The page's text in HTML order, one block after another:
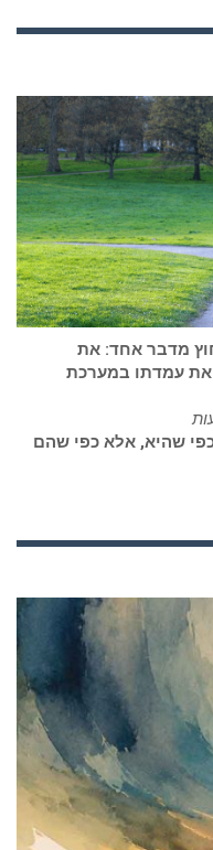
מדבר אחד: את
את עמדתו במערכת
שהיא, אלא כפי שהם